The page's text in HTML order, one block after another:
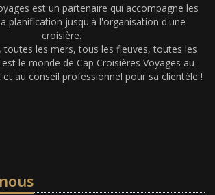
est un partenaire qui accompagne les
planification jusqu'à l'organisation d'une
croisière.
toutes les mers, tous les fleuves, toutes les
le monde de Cap Croisières Voyages au
et au conseil professionnel pour sa clientèle !